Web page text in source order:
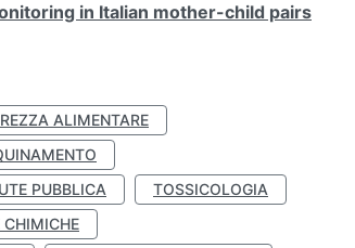
in Italian mother-child pairs
ALIMENTARE
PUBBLICA
TOSSICOLOGIA
CHIMICHE